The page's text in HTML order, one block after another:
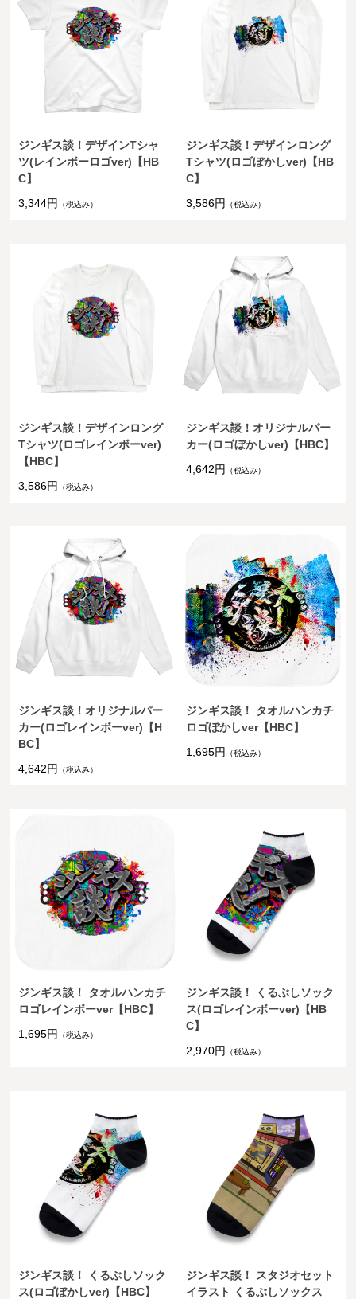
ジンギス談！デザインTシャ
ツ(レインボーロゴver)【HB
C】
3,344円
（税込み）
ジンギス談！デザインロング
Tシャツ(ロゴぼかしver)【HB
C】
3,586円
（税込み）
ジンギス談！デザインロング
Tシャツ(ロゴレインボーver)
【HBC】
3,586円
（税込み）
ジンギス談！オリジナルパー
カー(ロゴぼかしver)【HBC】
4,642円
（税込み）
ジンギス談！オリジナルパー
カー(ロゴレインボーver)【H
BC】
4,642円
（税込み）
ジンギス談！ タオルハンカチ
ロゴぼかしver【HBC】
1,695円 （税込み）
ジンギス談！ タオルハンカチ
ロゴレインボーver【HBC】
1,695円
（税込み）
ジンギス談！ くるぶしソック
ス(ロゴレインボーver)【HB
C】
2,970円
（税込み）
ジンギス談！ くるぶしソック
ス(ロゴぼかしver)【HBC】
ジンギス談！ スタジオセット
イラスト くるぶしソックス